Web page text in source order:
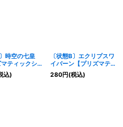
時空の七皇
マティックシー
{LOCR-
法》
込)
〔状態B〕エクリプスワ
イバーン【プリズマティ
ックシークレット】
{LOCR-JP044}《モン
280円(税込)